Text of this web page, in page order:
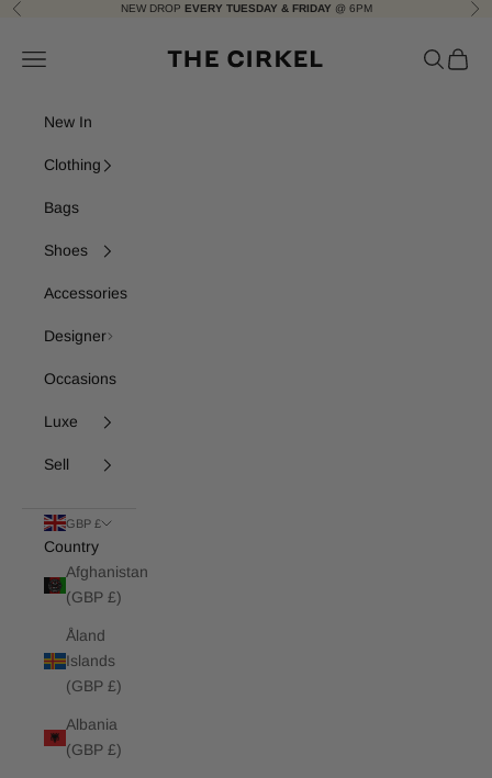
Skip to content
Previous NEW DROP EVERY TUESDAY & FRIDAY @ 6PM
Navigation menu Search
Cart
New In
Clothing
Bags
Shoes
Accessories
Designer
Occasions
Luxe
Sell
GBP £
Country
Afghanistan
(GBP £)
Åland
Islands
(GBP £)
Albania
(GBP £)